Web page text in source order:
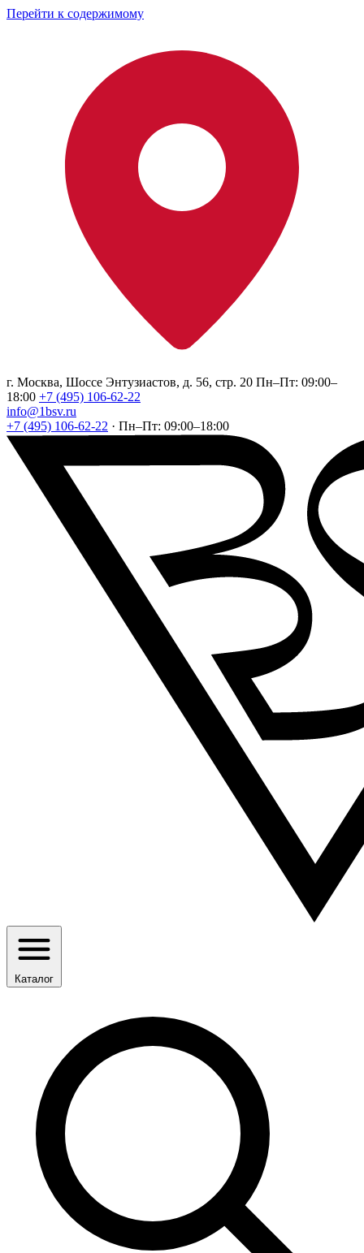
Перейти к содержимому
г. Москва, Шоссе Энтузиастов, д. 56, стр. 20 Пн–Пт: 09:00–
18:00 +7 (495) 106-62-22
info@1bsv.ru
+7 (495) 106-62-22 · Пн–Пт: 09:00–18:00
Каталог